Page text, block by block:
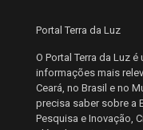
Portal Terra da Luz
O Portal Terra da Luz
informações mais
Ceará, no Brasil e no
precisa saber sobre a
Pesquisa e Inovação,